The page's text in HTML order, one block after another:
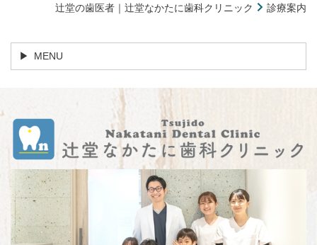
辻堂の歯医者｜辻堂なかたに歯科クリニック 診療案内
MENU